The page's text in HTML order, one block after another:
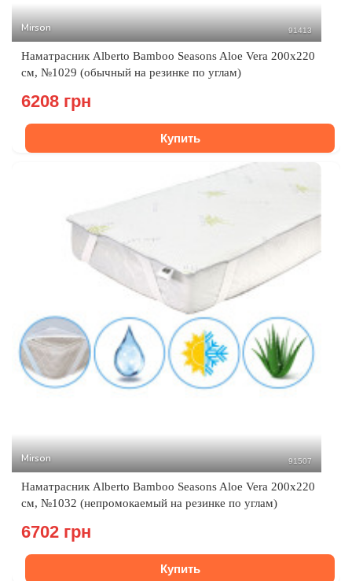
Mirson 91413
Наматрасник Alberto Bamboo Seasons Aloe Vera 200x220
см, №1029 (обычный на резинке по углам)
6208 грн
Купить
Mirson 91507
Наматрасник Alberto Bamboo Seasons Aloe Vera 200x220
см, №1032 (непромокаемый на резинке по углам)
6702 грн
Купить